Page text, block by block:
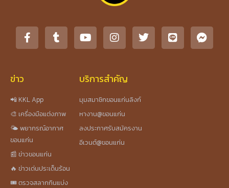
ข่าว
📲 KKL App
🎨 เครื่องมือแต่งภาพ
🌤️ พยากรณ์อากาศ
ขอนแก่น
📰 ข่าวขอนแก่น
🔥 ข่าวเด่นประเด็นร้อน
🎟️ ตรวจสลากกินแบ่ง
บริการสำคัญ
มุมสมาชิกขอนแก่นลิงก์
หางาน@ขอนแก่น
ลงประกาศรับสมัครงาน
อีเวนต์@ขอนแก่น